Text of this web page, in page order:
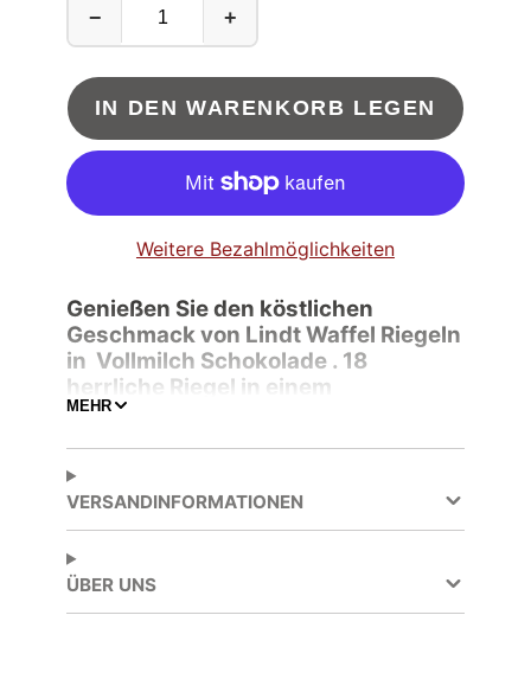
− +
IN DEN WARENKORB LEGEN
Weitere Bezahlmöglichkeiten
Genießen Sie den köstlichen
Geschmack von Lindt Waffel Riegeln
in Vollmilch Schokolade . 18
herrliche Riegel in einem
praktischen Thekendisplay.
feiner Vollmilch-Schokolade. Perfekt
für unterwegs oder als kleines
Genussmoment zwischendurch.
Produktbeschreibung
MEHR
VERSANDINFORMATIONEN
ÜBER UNS